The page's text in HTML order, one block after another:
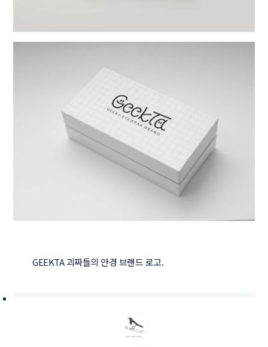
GEEKTA 괴짜들의 안경 브랜드 로고.